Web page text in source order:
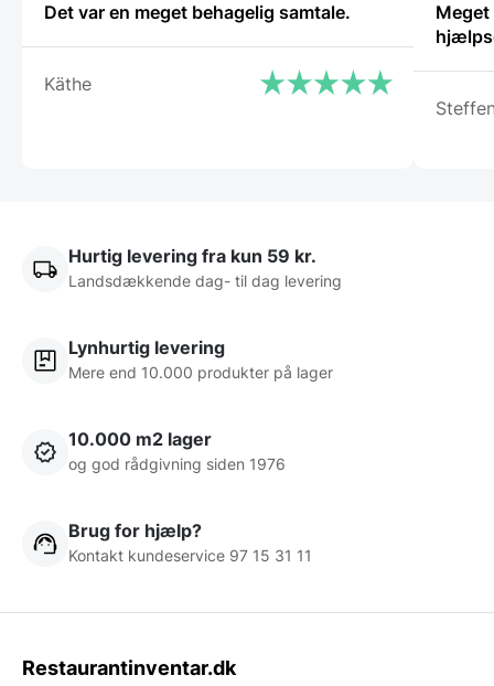
Det var en meget behagelig samtale.
Käthe
Hurtig levering fra kun 59 kr.
Landsdækkende dag- til dag levering
Lynhurtig levering
Mere end 10.000 produkter på lager
10.000 m2 lager
og god rådgivning siden 1976
Brug for hjælp?
Kontakt kundeservice 97 15 31 11
Restaurantinventar.dk